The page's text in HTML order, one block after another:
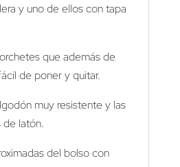
y uno de ellos con tapa
que además de
de poner y quitar.
muy resistente y las
de latón.
del bolso con